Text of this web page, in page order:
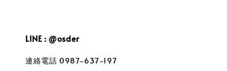
LINE : @osder
連絡電話 0987-637-197